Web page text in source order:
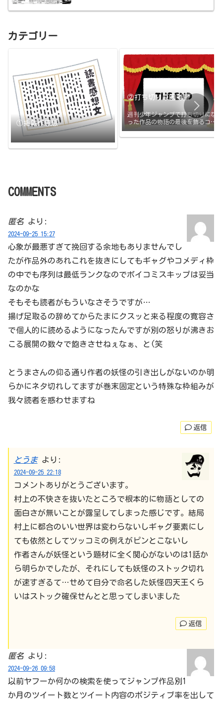
カテゴリー
①掲載作感想
②打ち切り原因考察
週刊少年ジャンプで打ち切りにな
った作品の物語の最後を飾るコマ
打ち切られたその日に更新
COMMENTS
匿名 より:
2024-09-25 15:27
心象が最悪すぎて挽回する余地もありませんでし
たが作品外のあれこれを抜きにしてもギャグやコメディ枠
の中でも序列は最低ランクなのでボイコミスキップは妥当
なのかな
そもそも読者がもういなさそうですが…
揚げ足取るの辞めてからたまにクスッと来る程度の寛容さ
で個人的に読めるようになったんですが別の怒りが沸きお
こる展開の数々で飽きさせねぇなぁ、と(笑
とうまさんの仰る通り作者の妖怪の引き出しがないのか明
らかにネタ切れしてますが巻末固定という特殊な枠組みが
我々読者を惑わせますね
返信
とうま より:
2024-09-25 22:18
コメントありがとうございます。
村上の不快さを抜いたところで根本的に物語としての
面白さが無いことが露呈してしまった感じです。結局
村上に都合のいい世界は変わらないしギャグ要素にし
ても依然としてツッコミの例えがピンとこないし
作者さんが妖怪という題材に全く関心がないのは1話か
ら明らかでしたが、それにしても妖怪のストック切れ
が速すぎるて…せめて自分で命名した妖怪四天王くら
いはストック確保せんとと思ってしまいました
返信
匿名 より:
2024-09-26 09:58
以前ヤフーか何かの検索を使ってジャンプ作品別1
か月のツイート数とツイート内容のポジティブ率を出して